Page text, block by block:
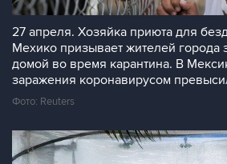
27 апреля. Хозяйка приюта для
Мехико призывает жителей города
домой во время карантина. В
заражения коронавирусом
Фото: Reuters